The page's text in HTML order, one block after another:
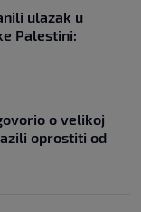
ulazak u
Palestini:
o velikoj
oprostiti od